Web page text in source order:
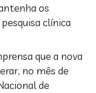
os
clínica
que a nova
no mês de
de